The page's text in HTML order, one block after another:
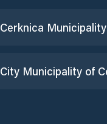
Cerknica Municipality